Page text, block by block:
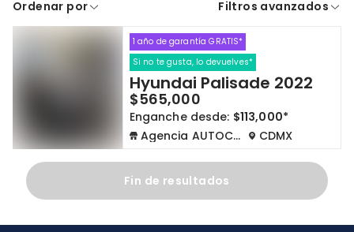
A crédito De contado
Cdmx y Edo Mex Querétaro
Borrar todo
Ordenar por Filtros avanzados
1 año de garantía GRATIS*
Si no te gusta, lo devuelves*
Hyundai Palisade 2022
$565,000
Enganche desde: $113,000*
Agencia AUTOCOM
CDMX
Fin de resultados